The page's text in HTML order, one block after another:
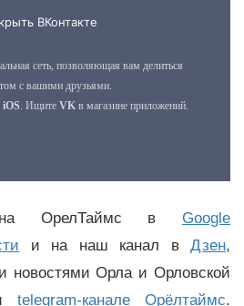
на ОрелТаймс в Google
и на наш канал вДзен,
новостями Орла и Орловской
telegram-канале Орёлтаймс.